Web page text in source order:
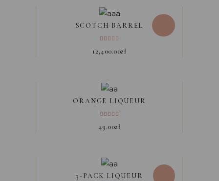
SCOTCH BARREL
12,400.00zł
ORANGE LIQUEUR
49.00zł
3-PACK LIQUEUR